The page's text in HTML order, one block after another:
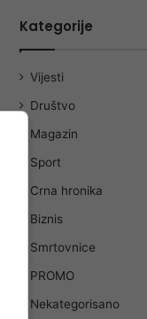
Kategorije
Vijesti
Društvo
Magazin
Sport
Crna hronika
Biznis
Smrtovnice
PROMO
Nekategorisano